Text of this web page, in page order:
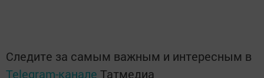
Следите за самым важным и интересным в
Telegram-канале Татмедиа